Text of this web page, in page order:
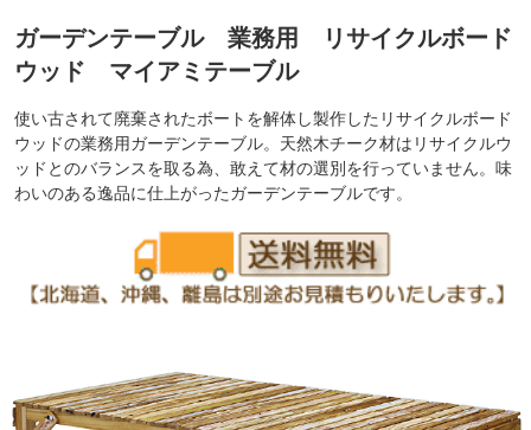
ガーデンテーブル 業務用 リサイクルボード
ウッド マイアミテーブル
使い古されて廃棄されたボートを解体し製作したリサイクルボード
ウッドの業務用ガーデンテーブル。天然木チーク材はリサイクルウ
ッドとのバランスを取る為、敢えて材の選別を行っていません。味
わいのある逸品に仕上がったガーデンテーブルです。